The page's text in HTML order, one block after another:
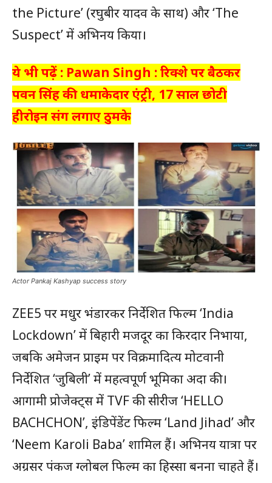
the Picture’ (रघुबीर यादव के साथ) और ‘The
Suspect’ में अभिनय किया।
ये भी पढ़ें : Pawan Singh : रिक्शे पर बैठकर
पवन सिंह की धमाकेदार एंट्री, 17 साल छोटी
हीरोइन संग लगाए ठुमके
Actor Pankaj Kashyap success story
ZEE5 पर मधुर भंडारकर निर्देशित फिल्म ‘India
Lockdown’ में बिहारी मजदूर का किरदार निभाया,
जबकि अमेजन प्राइम पर विक्रमादित्य मोटवानी
निर्देशित ‘जुबिली’ में महत्वपूर्ण भूमिका अदा की।
आगामी प्रोजेक्ट्स में TVF की सीरीज ‘HELLO
BACHCHON’, इंडिपेंडेंट फिल्म ‘Land Jihad’ और
‘Neem Karoli Baba’ शामिल हैं। अभिनय यात्रा पर
अग्रसर पंकज ग्लोबल फिल्म का हिस्सा बनना चाहते हैं।